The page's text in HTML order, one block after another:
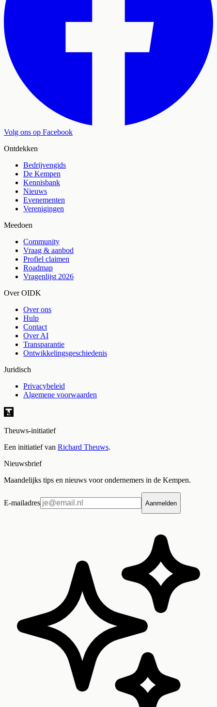
Volg ons op Facebook
Ontdekken
Bedrijvengids
De Kempen
Kennisbank
Nieuws
Evenementen
Verenigingen
Meedoen
Community
Vraag & aanbod
Profiel claimen
Roadmap
Vragenlijst 2026
Over OIDK
Over ons
Hulp
Contact
Over AI
Transparantie
Ontwikkelingsgeschiedenis
Juridisch
Privacybeleid
Algemene voorwaarden
Theuws-initiatief
Een initiatief van Richard Theuws.
Nieuwsbrief
Maandelijks tips en nieuws voor ondernemers in de Kempen.
E-mailadres Aanmelden